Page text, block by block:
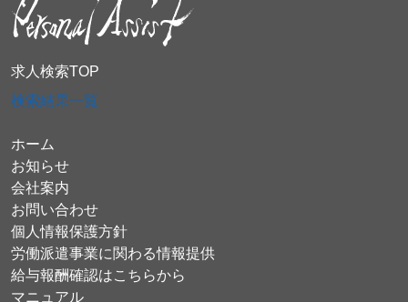
求人検索TOP
検索結果一覧
ホーム
お知らせ
会社案内
お問い合わせ
個人情報保護方針
労働派遣事業に関わる情報提供
給与報酬確認はこちらから
マニュアル